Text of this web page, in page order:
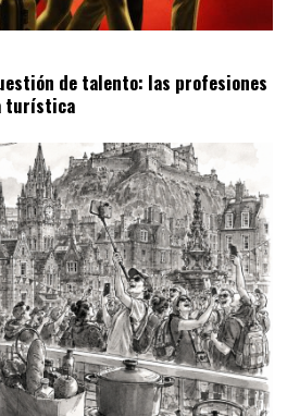
de talento: las profesiones
turística